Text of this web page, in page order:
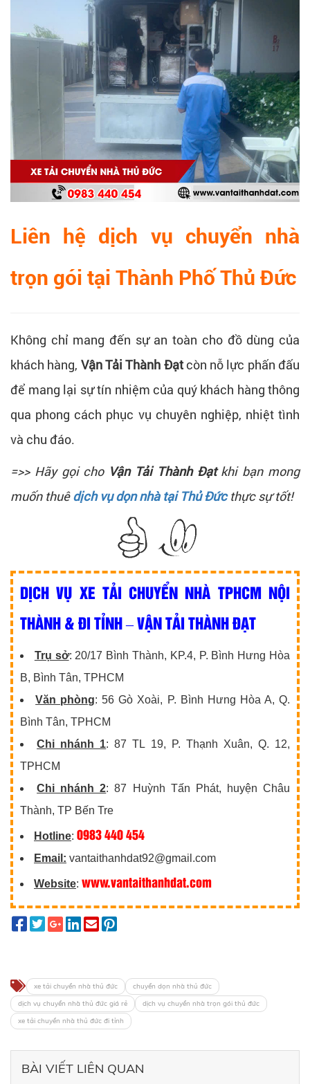
Liên hệ dịch vụ chuyển nhà
trọn gói tại Thành Phố Thủ Đức
Không chỉ mang đến sự an toàn cho đồ dùng của
khách hàng, Vận Tải Thành Đạtcòn nỗ lực phấn đấu
để mang lại sự tín nhiệm của quý khách hàng thông
qua phong cách phục vụ chuyên nghiệp, nhiệt tình
và chu đáo.
=>> Hãy gọi cho Vận Tải Thành Đạtkhi bạn mong
muốn thuêdịch vụ dọn nhà tại Thủ Đứcthực sự tốt!
DỊCH VỤ XE TẢI CHUYỂN NHÀ TPHCM NỘI
THÀNH & ĐI TỈNH – VẬN TẢI THÀNH ĐẠT
Trụ sở: 20/17 Bình Thành, KP.4, P. Bình Hưng Hòa
B, Bình Tân, TPHCM
Văn phòng: 56 Gò Xoài, P. Bình Hưng Hòa A, Q.
Bình Tân, TPHCM
Chi nhánh 1: 87 TL 19, P. Thạnh Xuân, Q. 12,
TPHCM
Chi nhánh 2: 87 Huỳnh Tấn Phát, huyện Châu
Thành, TP Bến Tre
Hotline: 0983 440 454
Email: vantaithanhdat92@gmail.com
Website: www.vantaithanhdat.com
xe tải chuyển nhà thủ đức
chuyển dọn nhà thủ đức
dịch vụ chuyển nhà thủ đức giá rẻ
dịch vụ chuyển nhà trọn gói thủ đức
xe tải chuyển nhà thủ đức đi tỉnh
BÀI VIẾT LIÊN QUAN